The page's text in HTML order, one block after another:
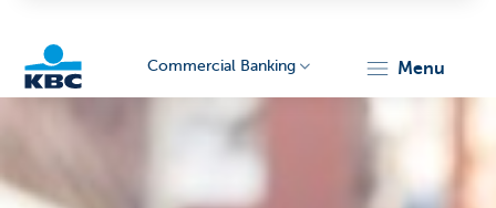
Commercial Banking menu